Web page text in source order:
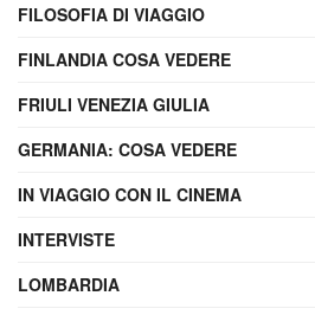
FILOSOFIA DI VIAGGIO
FINLANDIA COSA VEDERE
FRIULI VENEZIA GIULIA
GERMANIA: COSA VEDERE
IN VIAGGIO CON IL CINEMA
INTERVISTE
LOMBARDIA